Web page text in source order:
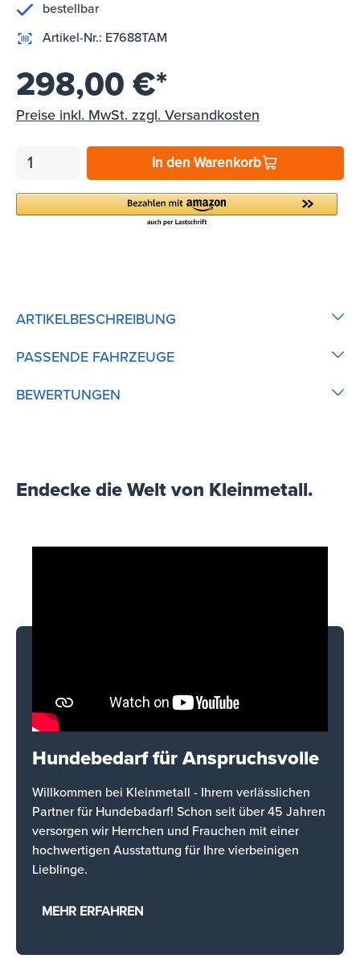
bestellbar
Artikel-Nr.: E7688TAM
298,00 €*
Preise inkl. MwSt. zzgl. Versandkosten
In den Warenkorb
ARTIKELBESCHREIBUNG
PASSENDE FAHRZEUGE
BEWERTUNGEN
Endecke die Welt von Kleinmetall.
Hundebedarf für Anspruchsvolle
Willkommen bei Kleinmetall - Ihrem verlässlichen
Partner für Hundebadarf! Schon seit über 45 Jahren
versorgen wir Herrchen und Frauchen mit einer
hochwertigen Ausstattung für Ihre vierbeinigen
Lieblinge.
MEHR ERFAHREN